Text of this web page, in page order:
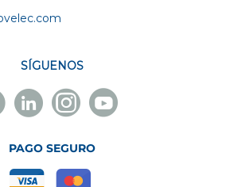
SÍGUENOS
Linkedin
Novelec
Instagram
Novelec
Youtube
Novelec
PAGO SEGURO